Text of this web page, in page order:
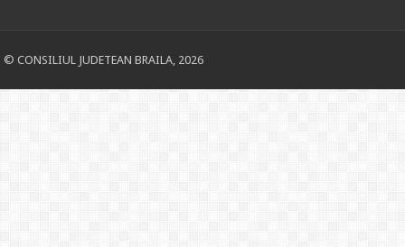
© CONSILIUL JUDETEAN BRAILA, 2026